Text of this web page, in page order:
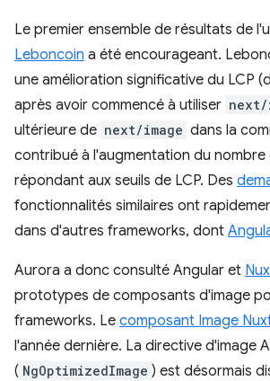
Le premier ensemble de résultats de
Leboncoin a été encourageant.
une amélioration significative du LCP
après avoir commencé à utiliser next/
ultérieure de next/image dans la
contribué à l'augmentation du nombre
répondant aux seuils de LCP. Des
fonctionnalités similaires ont
dans d'autres frameworks, dont
Aurora a donc consulté Angular et
prototypes de composants d'image
frameworks. Le composant Image
l'année dernière. La directive d'image
( NgOptimizedImage ) est désormais